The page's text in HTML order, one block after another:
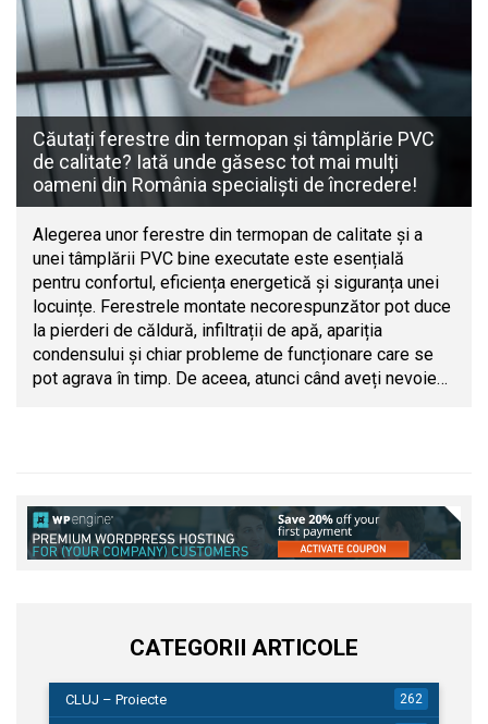
Căutați ferestre din termopan și tâmplărie PVC
de calitate? Iată unde găsesc tot mai mulți
oameni din România specialiști de încredere!
Alegerea unor ferestre din termopan de calitate și a
unei tâmplării PVC bine executate este esențială
pentru confortul, eficiența energetică și siguranța unei
locuințe. Ferestrele montate necorespunzător pot duce
la pierderi de căldură, infiltrații de apă, apariția
condensului și chiar probleme de funcționare care se
pot agrava în timp. De aceea, atunci când aveți nevoie…
CATEGORII ARTICOLE
CLUJ – Proiecte 262